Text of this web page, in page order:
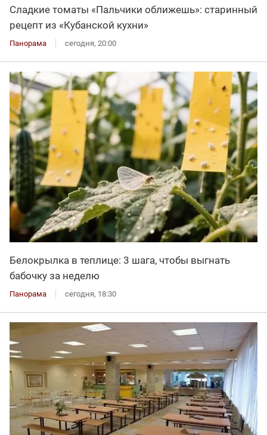
Сладкие томаты «Пальчики оближешь»: старинный
рецепт из «Кубанской кухни»
Панорама сегодня, 20:00
Белокрылка в теплице: 3 шага, чтобы выгнать
бабочку за неделю
Панорама сегодня, 18:30